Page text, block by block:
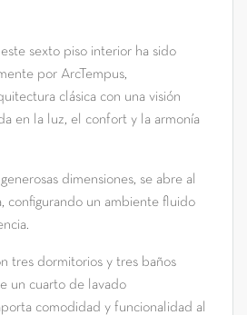
sexto piso interior ha sido
por ArcTempus,
clásica con una visión
en la luz, el confort y la armonía
dimensiones, se abre al
configurando un ambiente fluido
tres dormitorios y tres baños
un cuarto de lavado
comodidad y funcionalidad al